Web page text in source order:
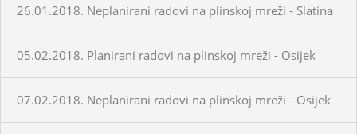
26.01.2018. Neplanirani radovi na plinskoj mreži - Slatina
05.02.2018. Planirani radovi na plinskoj mreži - Osijek
07.02.2018. Neplanirani radovi na plinskoj mreži - Osijek